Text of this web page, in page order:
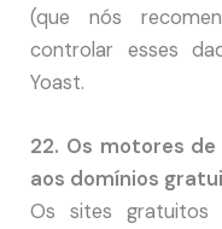
(que nós
controlar esses
Yoast.
22. Os motores
aos domínios
Os sites gratuitos